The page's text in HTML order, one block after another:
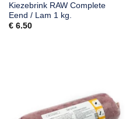
Kiezebrink RAW Complete
Eend / Lam 1 kg.
€6.50